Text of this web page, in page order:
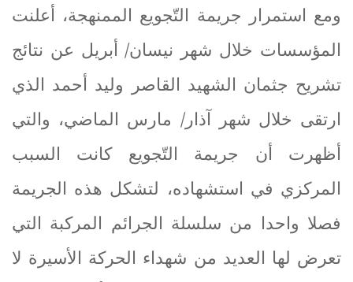
ومع استمرار جريمة التّجويع الممنهجة، أعلنت
المؤسسات خلال شهر نيسان/ أبريل عن نتائج
تشريح جثمان الشهيد القاصر وليد أحمد الذي
ارتقى خلال شهر آذار/ مارس الماضي، والتي
أظهرت أن جريمة التّجويع كانت السبب
المركزي في استشهاده، لتشكل هذه الجريمة
فصلا واحدا من سلسلة الجرائم المركبة التي
تعرض لها العديد من شهداء الحركة الأسيرة لا